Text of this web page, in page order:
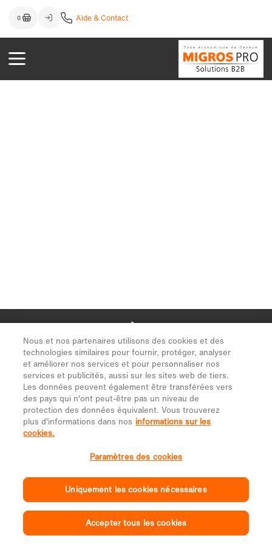
Nous et nos partenaires utilisons des cookies et des
technologies similaires pour fournir, protéger, analyser
et améliorer nos services et pour personnaliser nos
services et publicités, aussi sur les sites web de tiers.
Les données peuvent également être transférées vers
des pays qui n'ont peut-être pas un niveau de
protection des données équivalent. Vous trouverez
plus d'informations dans nos informations sur les
cookies.
Paramètres des cookies
Uniquement les cookies nécessaires
Accepter tous les cookies